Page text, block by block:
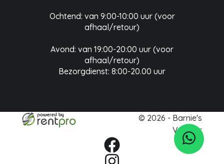
Ochtend: van 9:00-10:00 uur (voor
afhaal/retour)
Avond: van 19:00-20:00 uur (voor
afhaal/retour)
Bezorgdienst: 8:00-20.00 uur
© 2026 - Barnie's
Verhuur
facebook
instagram